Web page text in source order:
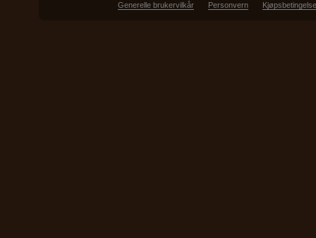
Generelle brukervilkår Personvern